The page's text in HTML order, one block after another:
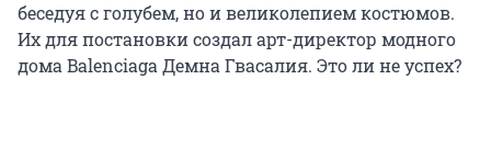
беседуя с голубем, но и великолепием костюмов.
Их для постановки создал арт-директор модного
дома Balenciaga Демна Гвасалия. Это ли не успех?